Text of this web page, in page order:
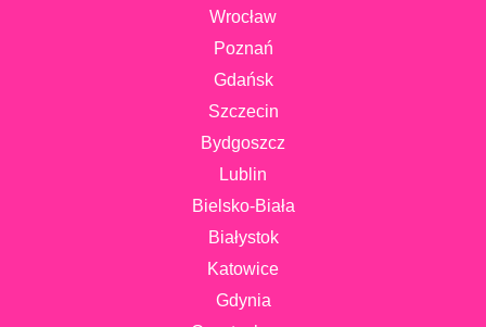
Wrocław
Poznań
Gdańsk
Szczecin
Bydgoszcz
Lublin
Bielsko-Biała
Białystok
Katowice
Gdynia